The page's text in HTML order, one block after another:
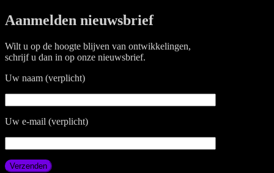
Aanmelden nieuwsbrief
Wilt u op de hoogte blijven van ontwikkelingen,
schrijf u dan in op onze nieuwsbrief.
Uw naam (verplicht)
Uw e-mail (verplicht)